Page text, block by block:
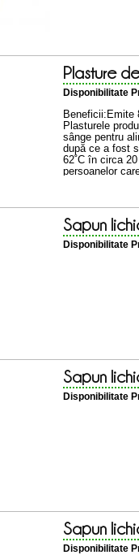
Plasture
Disponibilitate
Beneficii:Emite
Plasturele
sânge pentru
după ce a fost
62˚C în circa
persoanelor
Sapun
Disponibilitate
Sapun
Disponibilitate
Sapun
Disponibilitate